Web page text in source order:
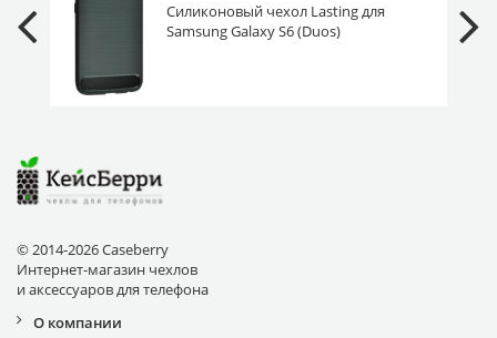
Силиконовый чехол Lasting для
Samsung Galaxy S6 (Duos)
© 2014-2026 Caseberry
Интернет-магазин чехлов
и аксессуаров для телефона
О компании